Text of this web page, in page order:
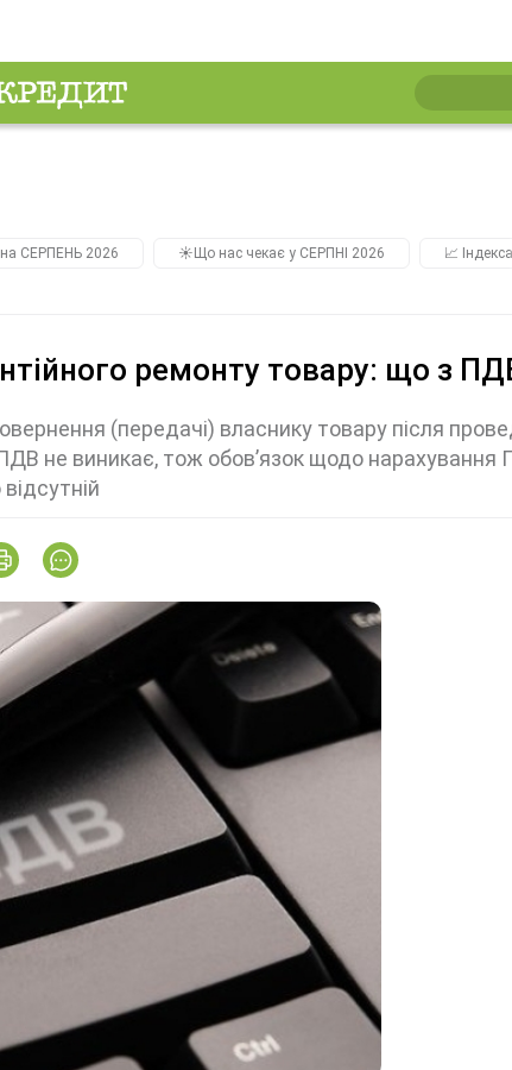
на СЕРПЕНЬ 2026 ☀️Що нас чекає у СЕРПНІ 2026 📈
ремонту товару: що з
(передачі) власнику товару після
не виникає, тож обов’язок щодо нарахування